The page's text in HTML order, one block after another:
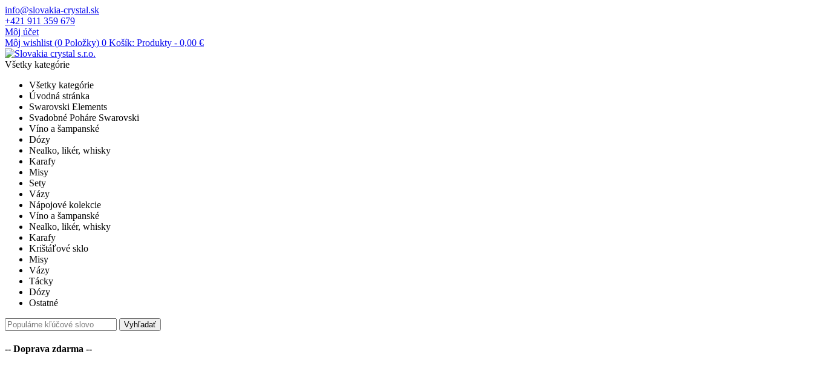
info@slovakia-crystal.sk
+421 911 359 679
Môj účet
Môj wishlist (0 Položky) 0 Košík: Produkty - 0,00 €
Všetky kategórie
Všetky kategórie
Úvodná stránka
Swarovski Elements
Svadobné Poháre Swarovski
Víno a šampanské
Dózy
Nealko, likér, whisky
Karafy
Misy
Sety
Vázy
Nápojové kolekcie
Víno a šampanské
Nealko, likér, whisky
Karafy
Krištáľové sklo
Misy
Vázy
Tácky
Dózy
Ostatné
Vyhľadať
-- Doprava zdarma --